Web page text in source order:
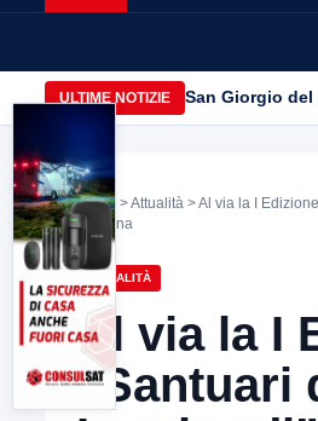
ULTIME NOTIZIE San Giorgio
Home >Attualità > Al via la I
Caudina
ATTUALITÀ
Al via la I
“Santuari